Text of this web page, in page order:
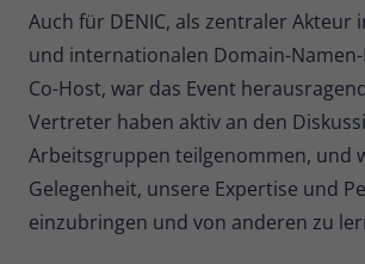
Auch für DENIC, als zentraler Akteur
und internationalen Domain-
Co-Host, war das Event
Vertreter haben aktiv an den
Arbeitsgruppen teilgenommen, und
Gelegenheit, unsere Expertise und
einzubringen und von anderen zu
Zweck
Kurzlebige Cookies, die
vorübergehenden
Daten für den Besuch
werden.
Name _pk_cvar
Anbieter Matomo